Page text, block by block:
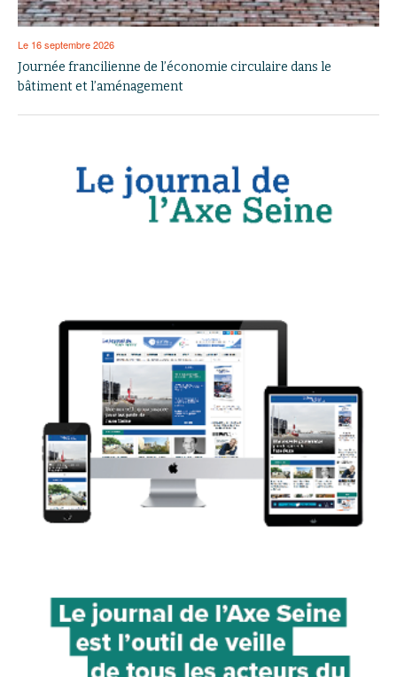
Le 16 septembre 2026
Journée francilienne de l’économie circulaire dans le
bâtiment et l’aménagement